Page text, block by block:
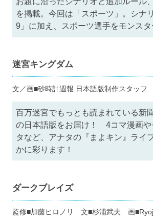
を掲載。今回は「スポーツ」。シナ
9」に加え、スポーツ選手をモンスタ
迷宮キングダム
文／画■砂時計週報 日本語版制作スタッフ
百万迷宮でもっとも読まれている新
の日本語版をお届け！ 4コマ漫画や
タなど、アナタの『まよキン』ライ
かに彩ります！
ダークブレイズ
監修■加藤ヒロノリ 文■杉浦武夫 画